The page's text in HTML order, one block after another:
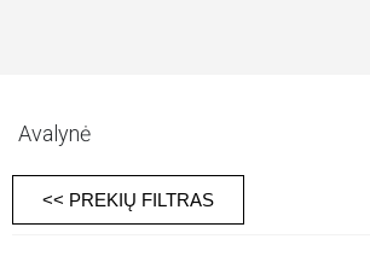
Avalynė
<< PREKIŲ FILTRAS